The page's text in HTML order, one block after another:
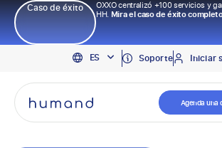
Caso de éxito
OXXO centralizó +100 servicios y
HH.Mira el caso de éxito
ES
EN
PT
Soporte Iniciar
Agenda una